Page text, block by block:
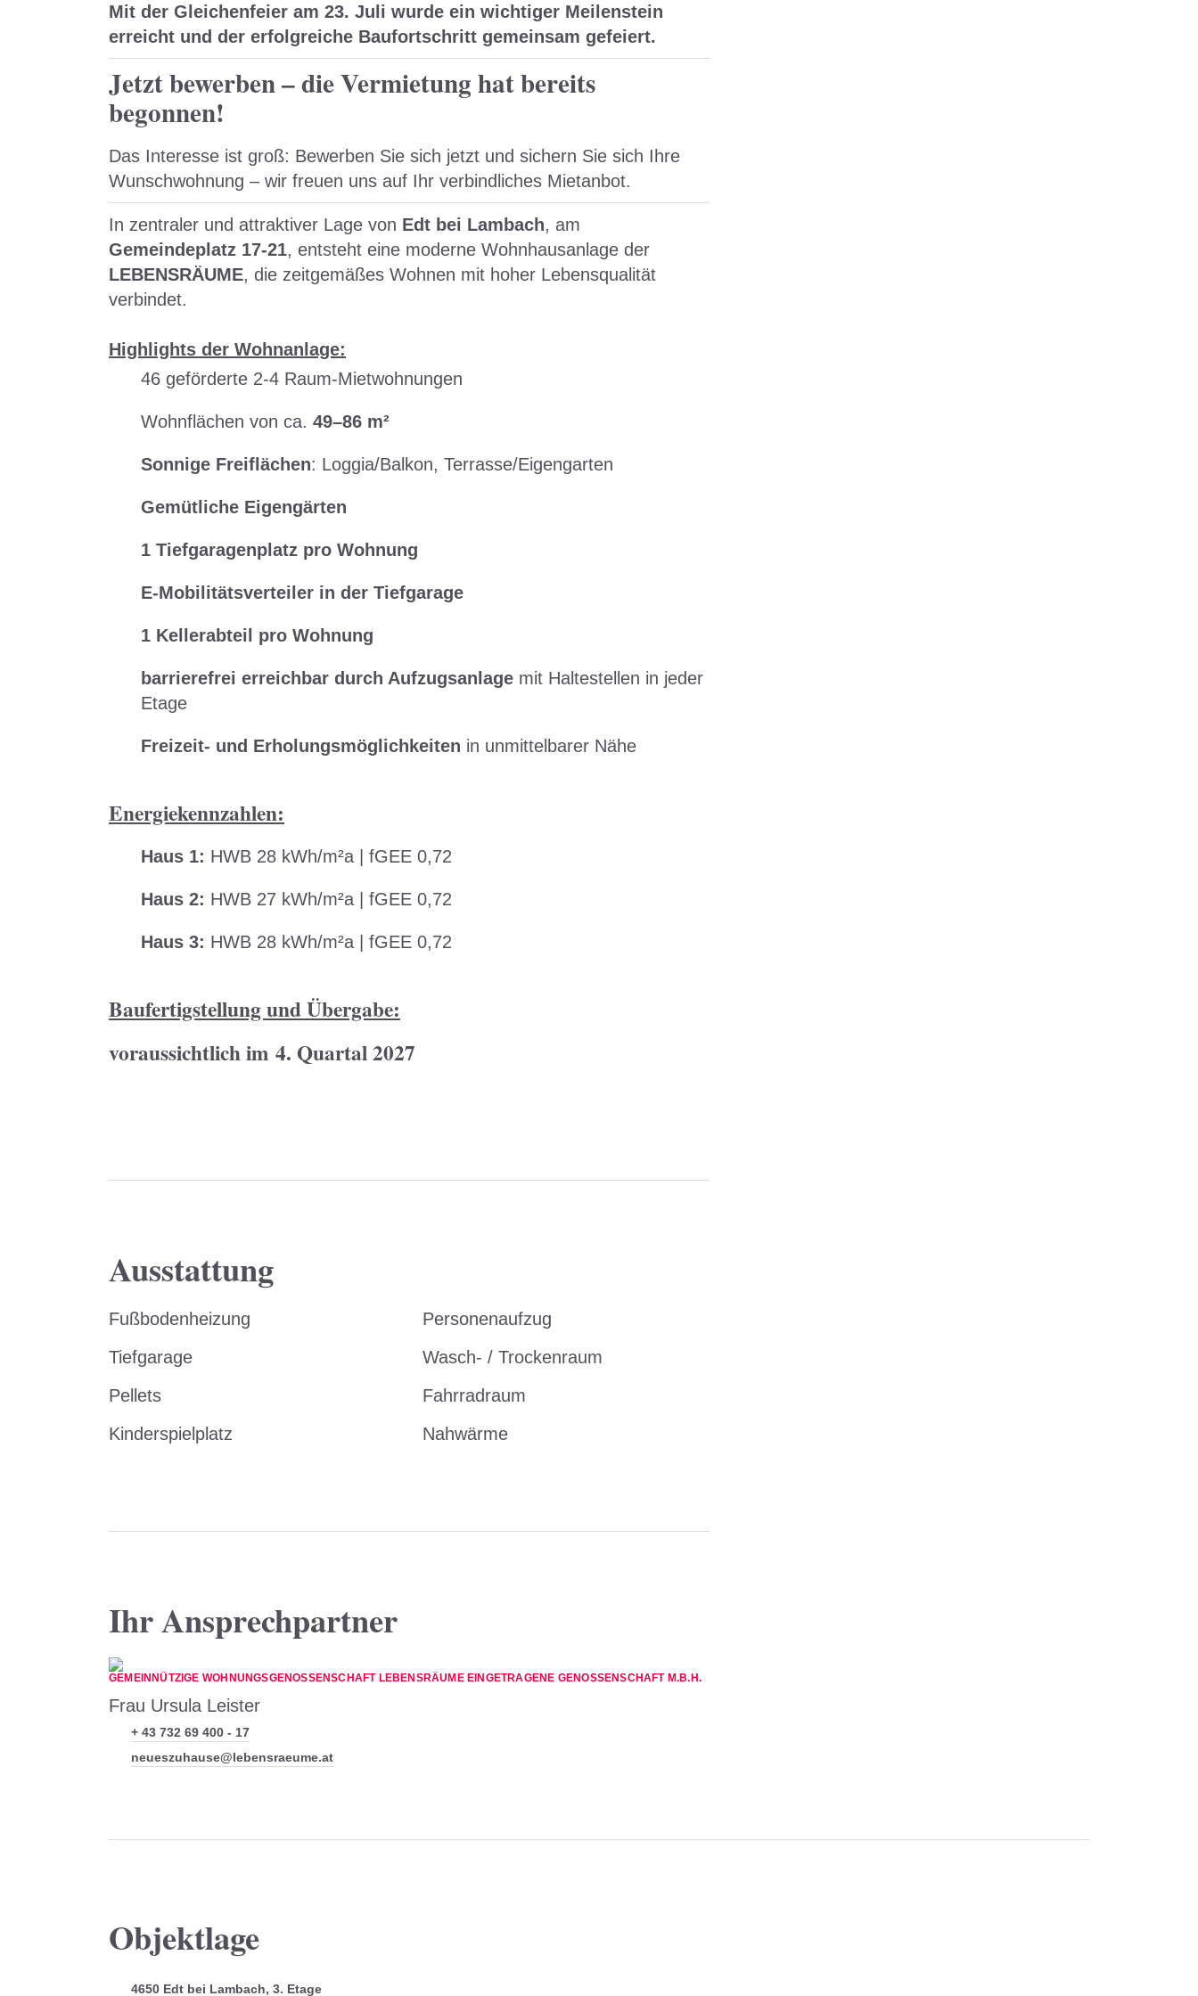
Mit der Gleichenfeier am 23. Juli wurde ein wichtiger Meilenstein
erreicht und der erfolgreiche Baufortschritt gemeinsam gefeiert.
Jetzt bewerben – die Vermietung hat bereits
begonnen!
Das Interesse ist groß: Bewerben Sie sich jetzt und sichern Sie sich Ihre
Wunschwohnung – wir freuen uns auf Ihr verbindliches Mietanbot.
In zentraler und attraktiver Lage von Edt bei Lambach, am
Gemeindeplatz 17-21, entsteht eine moderne Wohnhausanlage der
LEBENSRÄUME, die zeitgemäßes Wohnen mit hoher Lebensqualität
verbindet.
Highlights der Wohnanlage:
46 geförderte 2-4 Raum-Mietwohnungen
Wohnflächen von ca.49–86 m²
Sonnige Freiflächen: Loggia/Balkon, Terrasse/Eigengarten
Gemütliche Eigengärten
1 Tiefgaragenplatz pro Wohnung
E-Mobilitätsverteiler in der Tiefgarage
1 Kellerabteil pro Wohnung
barrierefrei erreichbar durch Aufzugsanlage mit Haltestellen in jeder
Etage
Freizeit- und Erholungsmöglichkeiten in unmittelbarer Nähe
Energiekennzahlen:
Haus 1: HWB 28 kWh/m²a | fGEE 0,72
Haus 2: HWB 27 kWh/m²a | fGEE 0,72
Haus 3: HWB 28 kWh/m²a | fGEE 0,72
Baufertigstellung und Übergabe:
voraussichtlich im 4. Quartal 2027
Ausstattung
Fußbodenheizung
Personenaufzug
Tiefgarage
Wasch- / Trockenraum
Pellets
Fahrradraum
Kinderspielplatz
Nahwärme
Ihr Ansprechpartner
GEMEINNÜTZIGE WOHNUNGSGENOSSENSCHAFT LEBENSRÄUME EINGETRAGENE GENOSSENSCHAFT M.B.H.
Frau Ursula Leister
+ 43 732 69 400 - 17
neueszuhause@lebensraeume.at
Objektlage
4650 Edt bei Lambach, 3. Etage